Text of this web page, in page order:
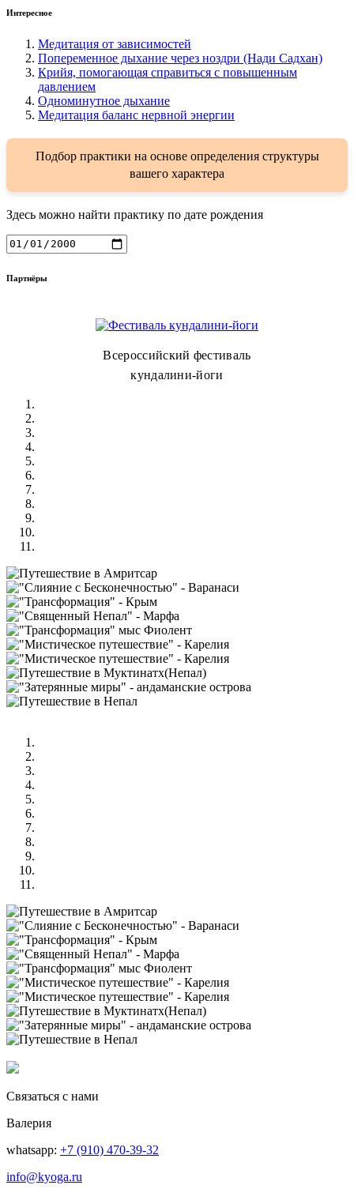
Интересное
Медитация от зависимостей
Попеременное дыхание через ноздри (Нади Садхан)
Крийя, помогающая справиться с повышенным
давлением
Одноминутное дыхание
Медитация баланс нервной энергии
Подбор практики на основе определения структуры
вашего характера
Здесь можно найти практику по дате рождения
Партнёры
Всероссийский фестиваль
кундалини-йоги
Связаться с нами
Валерия
whatsapp: +7 (910) 470-39-32
info@kyoga.ru